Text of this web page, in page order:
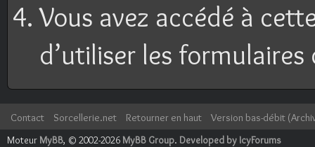
Vous avez accédé à
d’utiliser les
Contact Sorcellerie.net Retourner en haut
Version bas-débit
Moteur MyBB, © 2002-2026 MyBB Group. Developed by IcyForums